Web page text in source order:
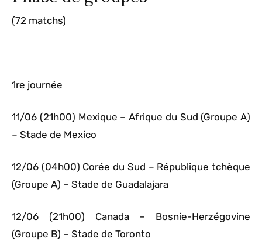
(72 matchs)
1re journée
11/06 (21h00) Mexique – Afrique du Sud (Groupe A)
– Stade de Mexico
12/06 (04h00) Corée du Sud – République tchèque
(Groupe A) – Stade de Guadalajara
12/06 (21h00) Canada – Bosnie-Herzégovine
(Groupe B) – Stade de Toronto